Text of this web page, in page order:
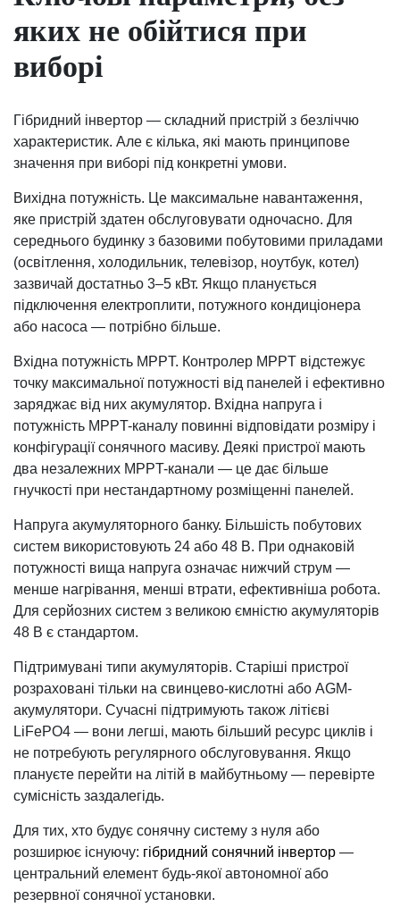
яких не обійтися при
виборі
Гібридний інвертор — складний пристрій з безліччю
характеристик. Але є кілька, які мають принципове
значення при виборі під конкретні умови.
Вихідна потужність. Це максимальне навантаження,
яке пристрій здатен обслуговувати одночасно. Для
середнього будинку з базовими побутовими приладами
(освітлення, холодильник, телевізор, ноутбук, котел)
зазвичай достатньо 3–5 кВт. Якщо планується
підключення електроплити, потужного кондиціонера
або насоса — потрібно більше.
Вхідна потужність MPPT. Контролер MPPT відстежує
точку максимальної потужності від панелей і ефективно
заряджає від них акумулятор. Вхідна напруга і
потужність MPPT-каналу повинні відповідати розміру і
конфігурації сонячного масиву. Деякі пристрої мають
два незалежних MPPT-канали — це дає більше
гнучкості при нестандартному розміщенні панелей.
Напруга акумуляторного банку. Більшість побутових
систем використовують 24 або 48 В. При однаковій
потужності вища напруга означає нижчий струм —
менше нагрівання, менші втрати, ефективніша робота.
Для серйозних систем з великою ємністю акумуляторів
48 В є стандартом.
Підтримувані типи акумуляторів. Старіші пристрої
розраховані тільки на свинцево-кислотні або AGM-
акумулятори. Сучасні підтримують також літієві
LiFePO4 — вони легші, мають більший ресурс циклів і
не потребують регулярного обслуговування. Якщо
плануєте перейти на літій в майбутньому — перевірте
сумісність заздалегідь.
Для тих, хто будує сонячну систему з нуля або
розширює існуючу: гібридний сонячний інвертор —
центральний елемент будь-якої автономної або
резервної сонячної установки.